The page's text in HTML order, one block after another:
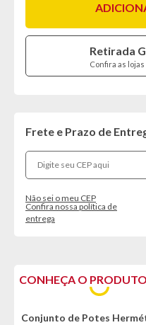
Retirada
Confira as
Frete e Prazo de
Não sei o meu CEP
Confira nossa política de
entrega
CONHEÇA O PRODUTO
Conjunto de Potes